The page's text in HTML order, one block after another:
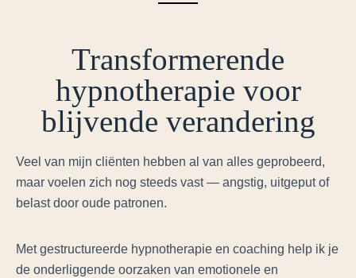
Transformerende
hypnotherapie voor
blijvende verandering
Veel van mijn cliënten hebben al van alles geprobeerd,
maar voelen zich nog steeds vast — angstig, uitgeput of
belast door oude patronen.
Met gestructureerde hypnotherapie en coaching help ik je
de onderliggende oorzaken van emotionele en